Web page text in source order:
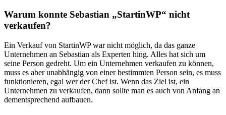
Warum konnte Sebastian „StartinWP“ nicht
verkaufen?
Ein Verkauf von StartinWP war nicht möglich, da das ganze
Unternehmen an Sebastian als Experten hing. Alles hat sich um
seine Person gedreht. Um ein Unternehmen verkaufen zu können,
muss es aber unabhängig von einer bestimmten Person sein, es muss
funktionieren, egal wer der Chef ist. Wenn das Ziel ist, ein
Unternehmen zu verkaufen, dann sollte man es auch von Anfang an
dementsprechend aufbauen.